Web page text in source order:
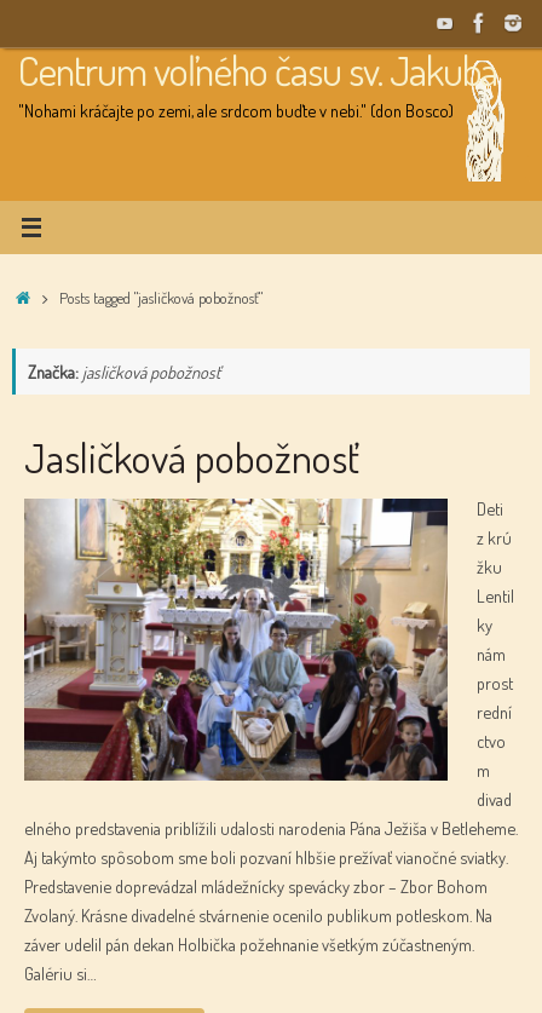
to
content
Centrum voľného času sv. Jakuba
"Nohami kráčajte po zemi, ale srdcom buďte v nebi." (don Bosco)
HomePosts tagged "jasličková pobožnosť"
Značka: jasličková pobožnosť
Jasličková pobožnosť
Deti
z krú
žku
Lentil
ky
nám
prost
rední
ctvo
m
divad
elného predstavenia priblížili udalosti narodenia Pána Ježiša v Betleheme.
Aj takýmto spôsobom sme boli pozvaní hlbšie prežívať vianočné sviatky.
Predstavenie doprevádzal mládežnícky spevácky zbor – Zbor Bohom
Zvolaný. Krásne divadelné stvárnenie ocenilo publikum potleskom. Na
záver udelil pán dekan Holbička požehnanie všetkým zúčastneným.
Galériu si…